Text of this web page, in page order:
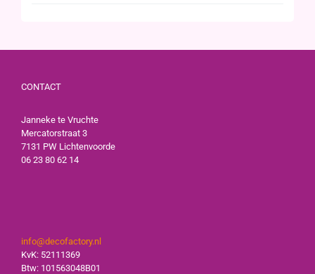
CONTACT
Janneke te Vruchte
Mercatorstraat 3
7131 PW Lichtenvoorde
06 23 80 62 14
info@decofactory.nl
KvK: 52111369
Btw: 101563048B01